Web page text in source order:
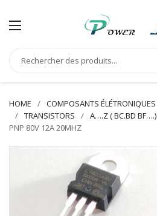
HOME COMPOSANTS ÉLÉTRONIQUES
TRANSISTORS
A….Z ( BC.BD BF….)
PNP 80V 12A 20MHZ